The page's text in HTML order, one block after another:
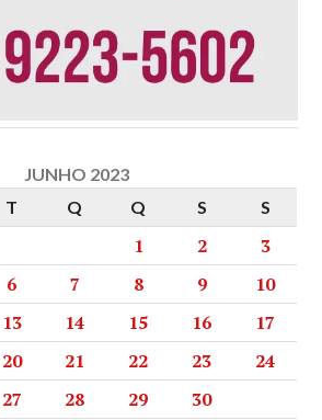
JUNHO 2023
T Q Q S S
1 2
3
6 7 8 9
10
13 14 15 16
17
20 21 22 23
24
27 28 29 30